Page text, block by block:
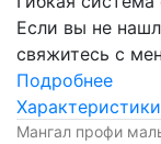
Если вы не
свяжитесь с
Подробнее
Характеристики
Мангал профи